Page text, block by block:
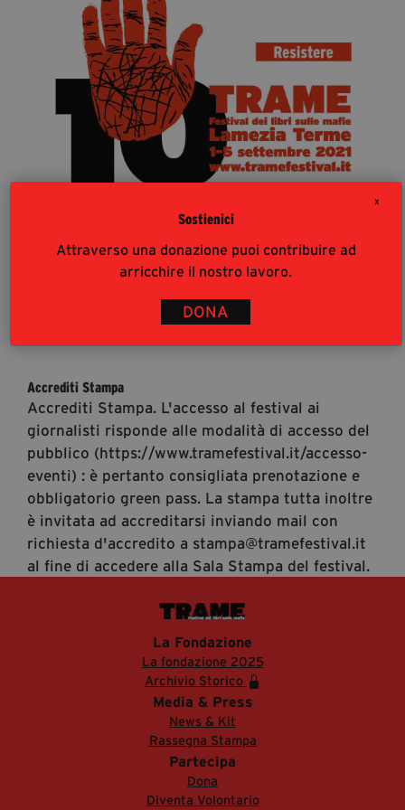
X
Sostienici
Attraverso una donazione puoi contribuire ad
arricchire il nostro lavoro.
DONA
segreteria@tramefestival.it
info@tramefestival.it
+39 346 954 4078
Accrediti Stampa
Accrediti Stampa. L'accesso al festival ai
giornalisti risponde alle modalità di accesso del
pubblico (https://www.tramefestival.it/accesso-
eventi) : è pertanto consigliata prenotazione e
obbligatorio green pass. La stampa tutta inoltre
è invitata ad accreditarsi inviando mail con
richiesta d'accredito a stampa@tramefestival.it
al fine di accedere alla Sala Stampa del festival.
La Fondazione
La fondazione 2025
Archivio Storico
Media & Press
News & Kit
Rassegna Stampa
Partecipa
Dona
Diventa Volontario